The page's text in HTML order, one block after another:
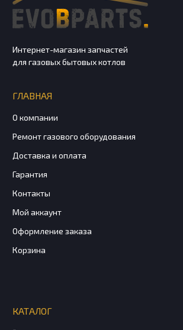
Интернет-магазин запчастей
для газовых бытовых котлов
ГЛАВНАЯ
О компании
Ремонт газового оборудования
Доставка и оплата
Гарантия
Контакты
Мой аккаунт
Оформление заказа
Корзина
КАТАЛОГ